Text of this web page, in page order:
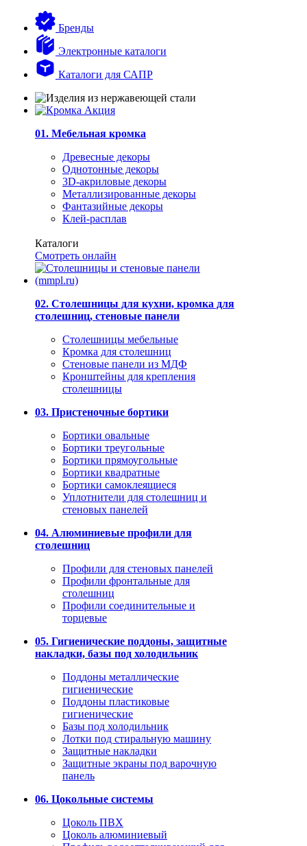
Бренды
Электронные каталоги
Каталоги для САПР
01. Мебельная кромка
Древесные декоры
Однотонные декоры
3D-акриловые декоры
Металлизированные декоры
Фантазийные декоры
Клей-расплав
Каталоги
Смотреть онлайн
02. Столешницы для кухни, кромка для
столешниц, стеновые панели
Столешницы мебельные
Кромка для столешниц
Стеновые панели из МДФ
Кронштейны для крепления
столешницы
03. Пристеночные бортики
Бортики овальные
Бортики треугольные
Бортики прямоугольные
Бортики квадратные
Бортики самоклеящиеся
Уплотнители для столешниц и
стеновых панелей
04. Алюминиевые профили для
столешниц
Профили для стеновых панелей
Профили фронтальные для
столешниц
Профили соединительные и
торцевые
05. Гигиенические поддоны, защитные
накладки, базы под холодильник
Поддоны металлические
гигиенические
Поддоны пластиковые
гигиенические
Базы под холодильник
Лотки под стиральную машину
Защитные накладки
Защитные экраны под варочную
панель
06. Цокольные системы
Цоколь ПВХ
Цоколь алюминиевый